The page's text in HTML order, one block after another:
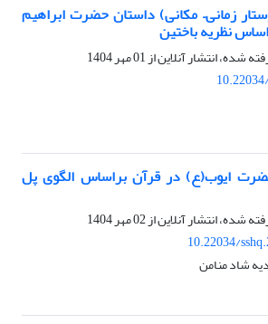
زمانی– مکانی) داستان حضرت ابراهیم
نظریه باختین
شده، انتشار آنلاین از01 مهر 1404
ایوب(ع) در قرآن براساس الگوی پل
شده، انتشار آنلاین از02 مهر 1404
10.22034/
شاد منامن